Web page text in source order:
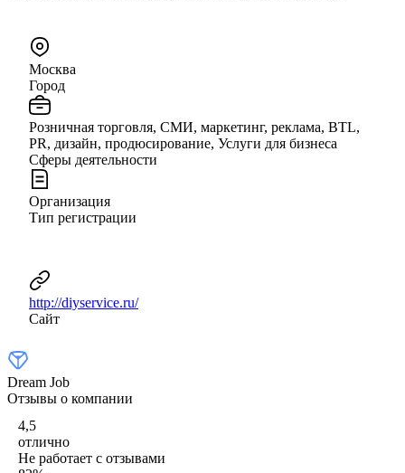
Москва
Город
Розничная торговля, СМИ, маркетинг, реклама, BTL,
PR, дизайн, продюсирование, Услуги для бизнеса
Сферы деятельности
Организация
Тип регистрации
http://diyservice.ru/
Сайт
Dream Job
Отзывы о компании
4,5
отлично
Не работает с отзывами